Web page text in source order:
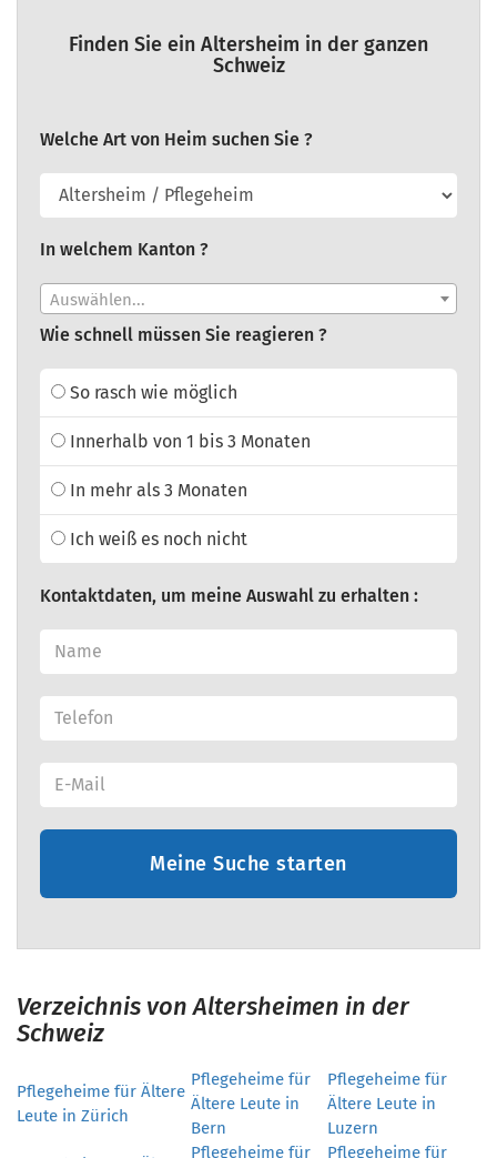
Finden Sie ein Altersheim in der ganzen
Schweiz
Welche Art von Heim suchen Sie ?
In welchem Kanton ?
Auswählen...
Wie schnell müssen Sie reagieren ?
So rasch wie möglich
Innerhalb von 1 bis 3 Monaten
In mehr als 3 Monaten
Ich weiß es noch nicht
Kontaktdaten, um meine Auswahl zu erhalten :
Meine Suche starten
Verzeichnis von Altersheimen in der
Schweiz
Pflegeheime für Ältere
Leute in Zürich
Pflegeheime für
Ältere Leute in
Bern
Pflegeheime für
Ältere Leute in
Luzern
Pflegeheime für Pflegeheime für